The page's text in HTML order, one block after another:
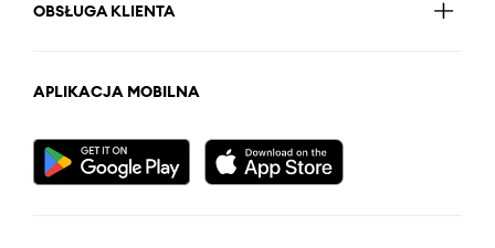
OBSŁUGA KLIENTA
APLIKACJA MOBILNA